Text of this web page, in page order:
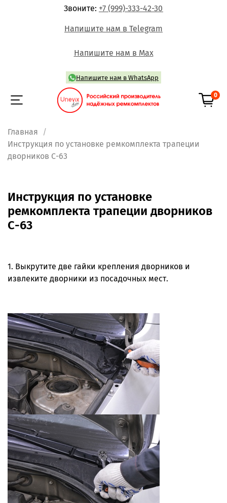
Звоните: +7 (999)-333-42-30
Напишите нам в Telegram
Напишите нам в Max
Напишите нам в WhatsApp
0
Главная
Инструкция по установке ремкомплекта трапеции
дворников С-63
Инструкция по установке
ремкомплекта трапеции дворников
С-63
1. Выкрутите две гайки крепления дворников и
извлеките дворники из посадочных мест.